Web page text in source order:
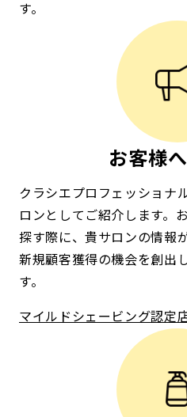
す。
お客様
クラシエプロフェッショナ
ロンとしてご紹介します。
探す際に、貴サロンの情報
新規顧客獲得の機会を創出
す。
マイルドシェービング認定